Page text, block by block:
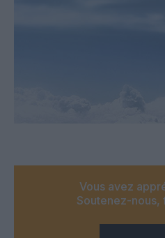
Vous avez
Soutenez-nous,